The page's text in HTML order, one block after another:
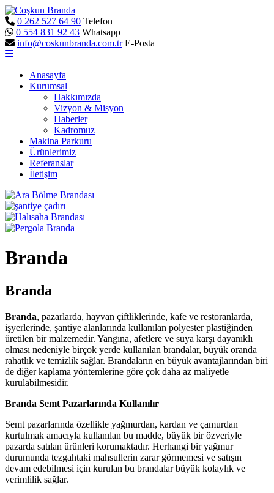
0 262 527 64 90 Telefon
0 554 831 92 43 Whatsapp
info@coskunbranda.com.tr E-Posta
Anasayfa
Kurumsal
Hakkımızda
Vizyon & Misyon
Haberler
Kadromuz
Makina Parkuru
Ürünlerimiz
Referanslar
İletişim
Branda
Branda
Branda, pazarlarda, hayvan çiftliklerinde, kafe ve restoranlarda,
işyerlerinde, şantiye alanlarında kullanılan polyester plastiğinden
üretilen bir malzemedir. Yangına, afetlere ve suya karşı dayanıklı
olması nedeniyle birçok yerde kullanılan brandalar, büyük oranda
rahatlık ve temizlik sağlar. Brandaların en büyük avantajlarından biri
de diğer kaplama yöntemlerine göre çok daha az maliyetle
kurulabilmesidir.
Branda Semt Pazarlarında Kullanılır
Semt pazarlarında özellikle yağmurdan, kardan ve çamurdan
kurtulmak amacıyla kullanılan bu madde, büyük bir özveriyle
pazarda satılan ürünleri korumaktadır. Herhangi bir yağmur
durumunda tezgahtaki mahsullerin zarar görmemesi ve satışın
devam edebilmesi için kurulan bu brandalar büyük kolaylık ve
verimlilik sağlar.